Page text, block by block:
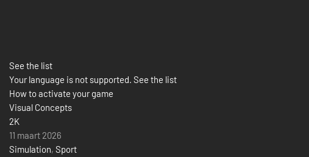
See the list
Your language is not supported. See the list
How to activate your game
Visual Concepts
2K
11 maart 2026
Simulation, Sport